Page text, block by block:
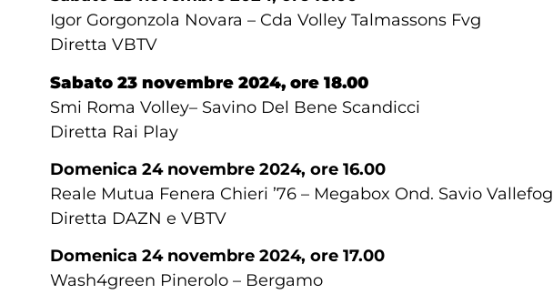
Igor Gorgonzola Novara – Cda Volley Talmassons Fvg
Diretta VBTV
Sabato 23 novembre 2024, ore 18.00
Smi Roma Volley– Savino Del Bene Scandicci
Diretta Rai Play
Domenica 24 novembre 2024, ore 16.00
Reale Mutua Fenera Chieri ’76 – Megabox Ond. Savio
Diretta DAZN e VBTV
Domenica 24 novembre 2024, ore 17.00
Wash4green Pinerolo – Bergamo